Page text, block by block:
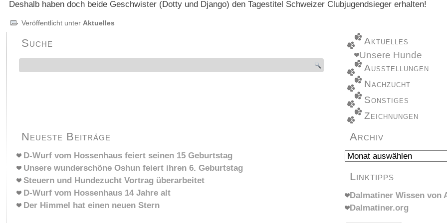
Deshalb haben doch beide Geschwister (Dotty und Django) den Tagestitel Schweizer Clubjugendsieger erhalten!
Veröffentlicht unter Aktuelles
Suche
Aktuelles
Unsere Hunde
Ausstellungen
Nachzucht
Sonstiges
Zeichnungen
Neueste Beiträge
D-Wurf vom Hossenhaus feiert seinen 15 Geburtstag
Unsere wunderschöne Oshun feiert ihren 6. Geburtstag
Steuern und Hundezucht Vortrag überarbeitet
D-Wurf vom Hossenhaus 14 Jahre alt
Der Himmel hat einen neuen Stern
Archiv
Archiv
Linktipps
Dalmatiner Wissen von
Dalmatiner.org